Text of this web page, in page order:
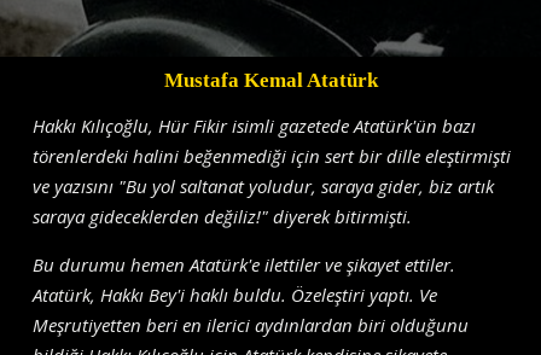
Mustafa Kemal Atatürk
Hakkı Kılıçoğlu, Hür Fikir isimli gazetede Atatürk'ün bazı
törenlerdeki halini beğenmediği için sert bir dille eleştirmişti
ve yazısını "Bu yol saltanat yoludur, saraya gider, biz artık
saraya gideceklerden değiliz!" diyerek bitirmişti.
Bu durumu hemen Atatürk'e ilettiler ve şikayet ettiler.
Atatürk, Hakkı Bey'i haklı buldu. Özeleştiri yaptı. Ve
Meşrutiyetten beri en ilerici aydınlardan biri olduğunu